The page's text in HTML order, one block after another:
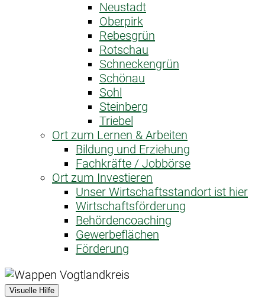
Neustadt
Oberpirk
Rebesgrün
Rotschau
Schneckengrün
Schönau
Sohl
Steinberg
Triebel
Ort zum Lernen & Arbeiten
Bildung und Erziehung
Fachkräfte / Jobbörse
Ort zum Investieren
Unser Wirtschaftsstandort ist hier
Wirtschaftsförderung
Behördencoaching
Gewerbeflächen
Förderung
Visuelle Hilfe